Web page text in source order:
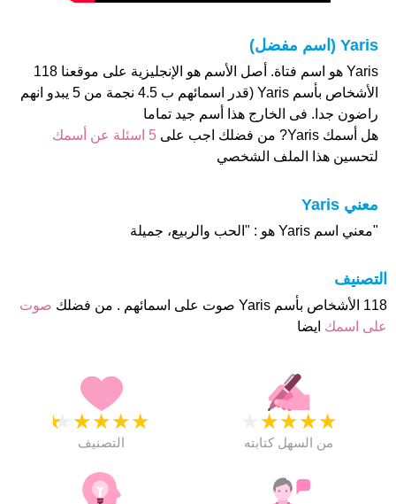
Yaris (اسم مفضل)
Yaris هو اسم فتاة. أصل الأسم هو الإنجليزية على موقعنا 118
الأشخاص بأسم Yaris (قدر اسمائهم ب 4.5 نجمة من 5 يبدو انهم
راضون جدا. فى الخارج هذا أسم جيد تماما
هل أسمك Yaris? من فضلك اجب على
5 اسئلة عن أسمك
لتحسين هذا الملف الشخصي
معني Yaris
"معني اسم Yaris هو : "الحب والربيع، جميلة
التصنيف
118 الأشخاص بأسم Yaris صوت على اسمائهم . من فضلك
صوت
على اسمك ايضا
★
★
★
★
★
التصنيف
★
★
★
★
من السهل كتابته